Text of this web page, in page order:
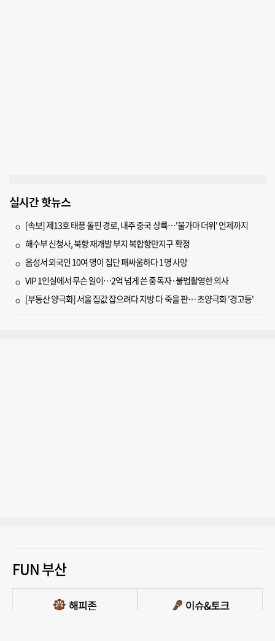
실시간 핫뉴스
[속보] 제13호 태풍 돌핀 경로, 내주 중국 상륙…'불가마 더위' 언제까지
해수부 신청사, 북항 재개발 부지 복합항만지구 확정
음성서 외국인 10여 명이 집단 패싸움하다 1명 사망
VIP 1인실에서 무슨 일이…2억 넘게 쓴 중독자·불법촬영한 의사
[부동산 양극화] 서울 집값 잡으려다 지방 다 죽을 판… 초양극화 '경고등'
FUN 부산